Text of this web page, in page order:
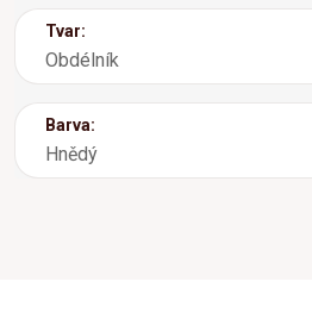
Tvar:
Obdélník
Barva:
Hnědý